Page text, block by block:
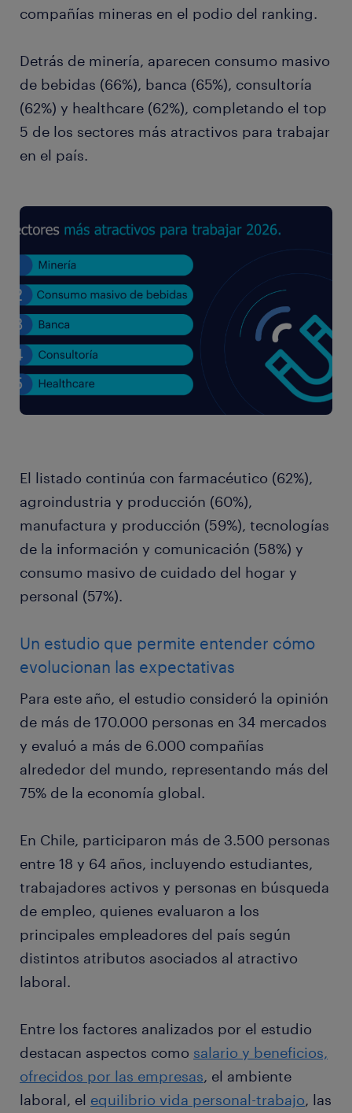
compañías mineras en el podio del ranking.
Detrás de minería, aparecen consumo masivo
de bebidas (66%), banca (65%), consultoría
(62%) y healthcare (62%), completando el top
5 de los sectores más atractivos para trabajar
en el país.
El listado continúa con farmacéutico (62%),
agroindustria y producción (60%),
manufactura y producción (59%), tecnologías
de la información y comunicación (58%) y
consumo masivo de cuidado del hogar y
personal (57%).
Un estudio que permite entender cómo
evolucionan las expectativas
Para este año, el estudio consideró la opinión
de más de 170.000 personas en 34 mercados
y evaluó a más de 6.000 compañías
alrededor del mundo, representando más del
75% de la economía global.
En Chile, participaron más de 3.500 personas
entre 18 y 64 años, incluyendo estudiantes,
trabajadores activos y personas en búsqueda
de empleo, quienes evaluaron a los
principales empleadores del país según
distintos atributos asociados al atractivo
laboral.
Entre los factores analizados por el estudio
destacan aspectos como salario y beneficios,
ofrecidos por las empresas, el ambiente
laboral, el equilibrio vida personal-trabajo, las